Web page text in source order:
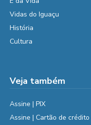
Vidas do Iguaçu
História
Cultura
Veja também
Assine | PIX
Assine | Cartão de crédito